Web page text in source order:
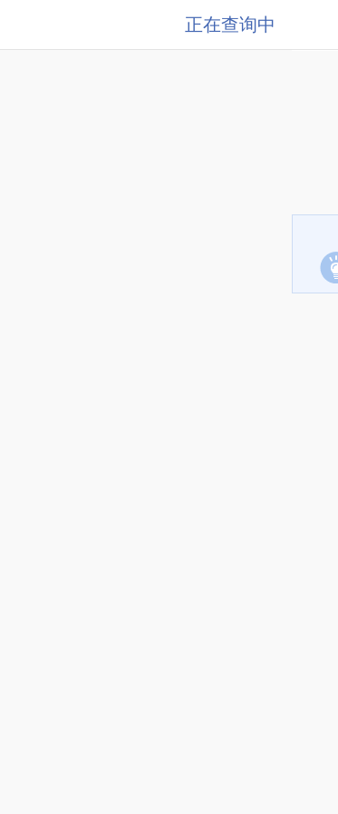
正在查询中